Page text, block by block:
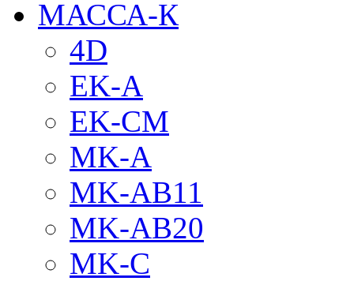
МАССА-К
4D
EK-A
EK-CM
MK-A
MK-AB11
MK-AB20
MK-C